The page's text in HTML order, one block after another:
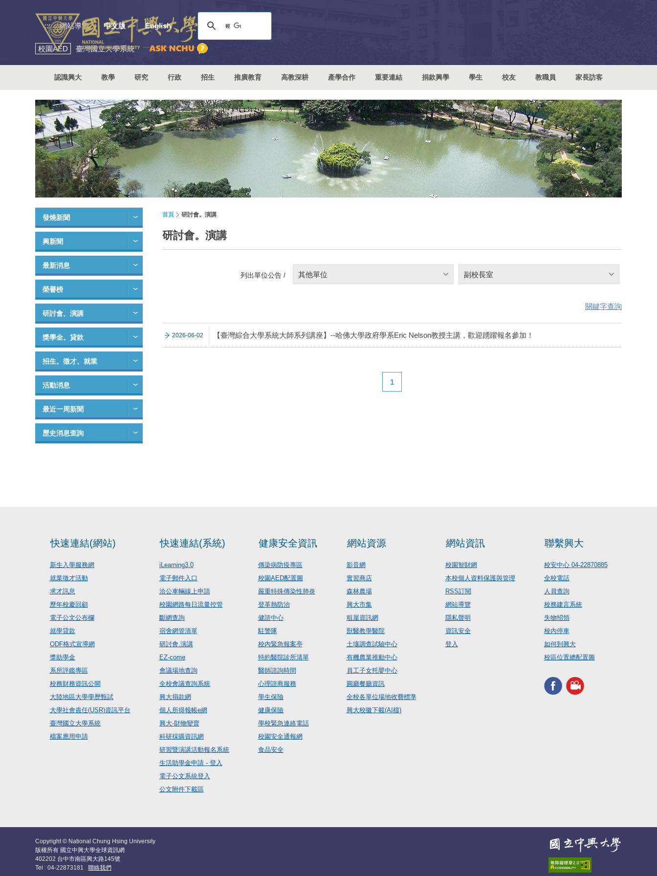
::: 網站導覽 中文版 English
校園AED 臺灣國立大學系統
認識興大 教學 研究 行政 招生 推廣教育 高教深耕 產學合作 重要連結 捐款興學 學生 校友 教職員 家長訪客
發燒新聞
興新聞
最新消息
榮譽榜
研討會。演講
獎學金。貸款
招生。徵才。就業
活動消息
最近一周新聞
歷史消息查詢
首頁 研討會。演講
研討會。演講
列出單位公告 / 其他單位 副校長室
關鍵字查詢
2026-06-02 【臺灣綜合大學系統大師系列講座】--哈佛大學政府學系Eric Nelson教授主講，歡迎踴躍報名參加！
1
快速連結(網站)
新生入學服務網
就業徵才活動
求才訊息
歷年校慶回顧
電子公文公布欄
就學貸款
ODF格式宣導網
獎助學金
系所評鑑專區
校務財務資訊公開
大陸地區大學學歷甄試
大學社會責任(USR)資訊平台
臺灣國立大學系統
檔案應用申請
快速連結(系統)
iLearning3.0
電子郵件入口
洽公車輛線上申請
校園網路每日流量控管
斷網查詢
宿舍網管清單
研討會.演講
EZ-come
會議場地查詢
全校會議查詢系統
興大捐款網
個人所得報帳e網
興大-財物變賣
科研採購資訊網
研習暨演講活動報名系統
生活助學金申請 - 登入
電子公文系統登入
公文附件下載區
健康安全資訊
傳染病防疫專區
校園AED配置圖
嚴重特殊傳染性肺炎
登革熱防治
健諮中心
駐警隊
校內緊急報案亭
特約醫院診所清單
醫師諮詢時間
心理諮商服務
學生保險
健康保險
學校緊急連絡電話
校園安全通報網
食品安全
網站資源
影音網
實習商店
森林農場
興大市集
租屋資訊網
獸醫教學醫院
土壤調查試驗中心
有機農業推動中心
員工子女托嬰中心
圓廳餐廳資訊
全校各單位場地收費標準
興大校徽下載(AI檔)
網站資訊
校園智財網
本校個人資料保護與管理
RSS訂閱
網站導覽
隱私聲明
資訊安全
登入
聯繫興大
校安中心 04-22870885
全校電話
人員查詢
校務建言系統
失物招領
校內停車
如何到興大
校區位置總配置圖
Copyright © National Chung Hsing University
版權所有 國立中興大學全球資訊網
402202 台中市南區興大路145號
Tel : 04-22873181 聯絡我們